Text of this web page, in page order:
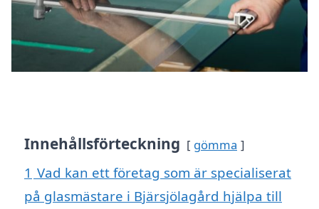
Innehållsförteckning gömma
1 Vad kan ett företag som är specialiserat
på glasmästare i Bjärsjölagård hjälpa till